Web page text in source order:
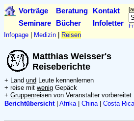
Vorträge Beratung Kontakt
Seminare Bücher Infoletter
Infopage Medizin Reisen
Matthias Weisser's
Reiseberichte
+ Land und Leute kennenlernen
+ reise mit wenig Gepäck
+ Gruppenreisen von Veranstalter vorbereitet
Berichtübersicht| Afrika| China| Costa Rica